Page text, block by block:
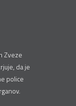
Zveze
da je
police